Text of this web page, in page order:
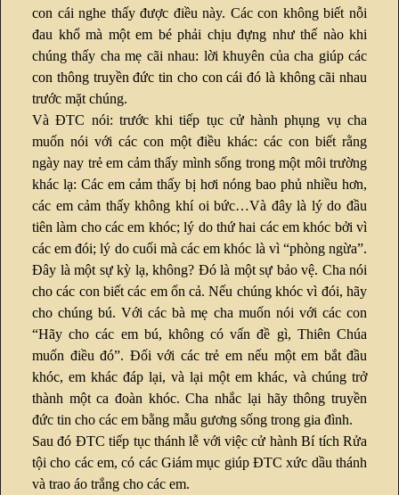
con cái nghe thấy được điều này. Các con không biết nỗi
đau khổ mà một em bé phải chịu đựng như thế nào khi
chúng thấy cha mẹ cãi nhau: lời khuyên của cha giúp các
con thông truyền đức tin cho con cái đó là không cãi nhau
trước mặt chúng.
Và ĐTC nói: trước khi tiếp tục cử hành phụng vụ cha
muốn nói với các con một điều khác: các con biết rằng
ngày nay trẻ em cảm thấy mình sống trong một môi trường
khác lạ: Các em cảm thấy bị hơi nóng bao phủ nhiều hơn,
các em cảm thấy không khí oi bức…Và đây là lý do đầu
tiên làm cho các em khóc; lý do thứ hai các em khóc bởi vì
các em đói; lý do cuối mà các em khóc là vì “phòng ngừa”.
Đây là một sự kỳ lạ, không? Đó là một sự bảo vệ. Cha nói
cho các con biết các em ổn cả. Nếu chúng khóc vì đói, hãy
cho chúng bú. Với các bà mẹ cha muốn nói với các con
“Hãy cho các em bú, không có vấn đề gì, Thiên Chúa
muốn điều đó”. Đối với các trẻ em nếu một em bắt đầu
khóc, em khác đáp lại, và lại một em khác, và chúng trở
thành một ca đoàn khóc. Cha nhắc lại hãy thông truyền
đức tin cho các em bằng mẫu gương sống trong gia đình.
Sau đó ĐTC tiếp tục thánh lễ với việc cử hành Bí tích Rửa
tội cho các em, có các Giám mục giúp ĐTC xức dầu thánh
và trao áo trắng cho các em.